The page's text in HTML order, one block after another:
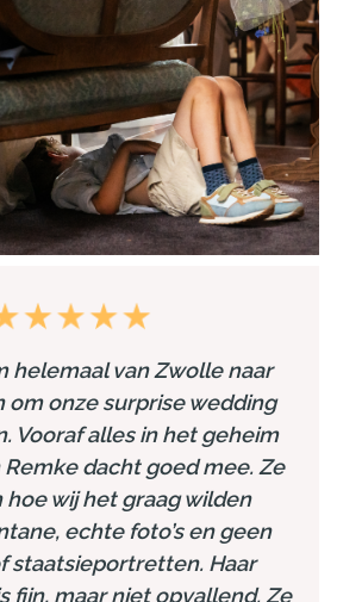
helemaal van Zwolle naar
om onze surprise wedding
Vooraf alles in het geheim
dacht goed mee. Ze
hoe wij het graag wilden
echte foto’s en geen
staatsieportretten. Haar
fijn, maar niet opvallend. Ze